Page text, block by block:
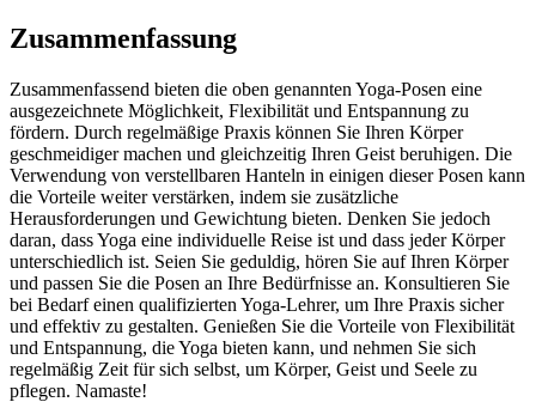
Zusammenfassung
Zusammenfassend bieten die oben genannten Yoga-Posen eine
ausgezeichnete Möglichkeit, Flexibilität und Entspannung zu
fördern. Durch regelmäßige Praxis können Sie Ihren Körper
geschmeidiger machen und gleichzeitig Ihren Geist beruhigen. Die
Verwendung von verstellbaren Hanteln in einigen dieser Posen kann
die Vorteile weiter verstärken, indem sie zusätzliche
Herausforderungen und Gewichtung bieten. Denken Sie jedoch
daran, dass Yoga eine individuelle Reise ist und dass jeder Körper
unterschiedlich ist. Seien Sie geduldig, hören Sie auf Ihren Körper
und passen Sie die Posen an Ihre Bedürfnisse an. Konsultieren Sie
bei Bedarf einen qualifizierten Yoga-Lehrer, um Ihre Praxis sicher
und effektiv zu gestalten. Genießen Sie die Vorteile von Flexibilität
und Entspannung, die Yoga bieten kann, und nehmen Sie sich
regelmäßig Zeit für sich selbst, um Körper, Geist und Seele zu
pflegen. Namaste!